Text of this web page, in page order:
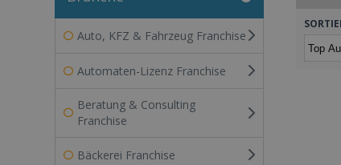
Auto, KFZ & Fahrzeug Franchise
Automaten-Lizenz Franchise
Beratung & Consulting
Franchise
Bäckerei Franchise